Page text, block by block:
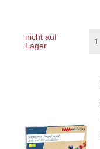
nicht auf
Lager